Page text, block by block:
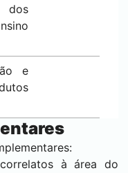
dos
e
à área do